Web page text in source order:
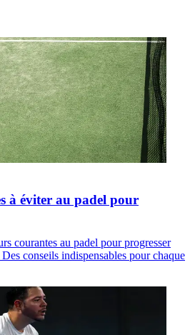
à éviter au padel pour
courantes au padel pour progresser
conseils indispensables pour chaque